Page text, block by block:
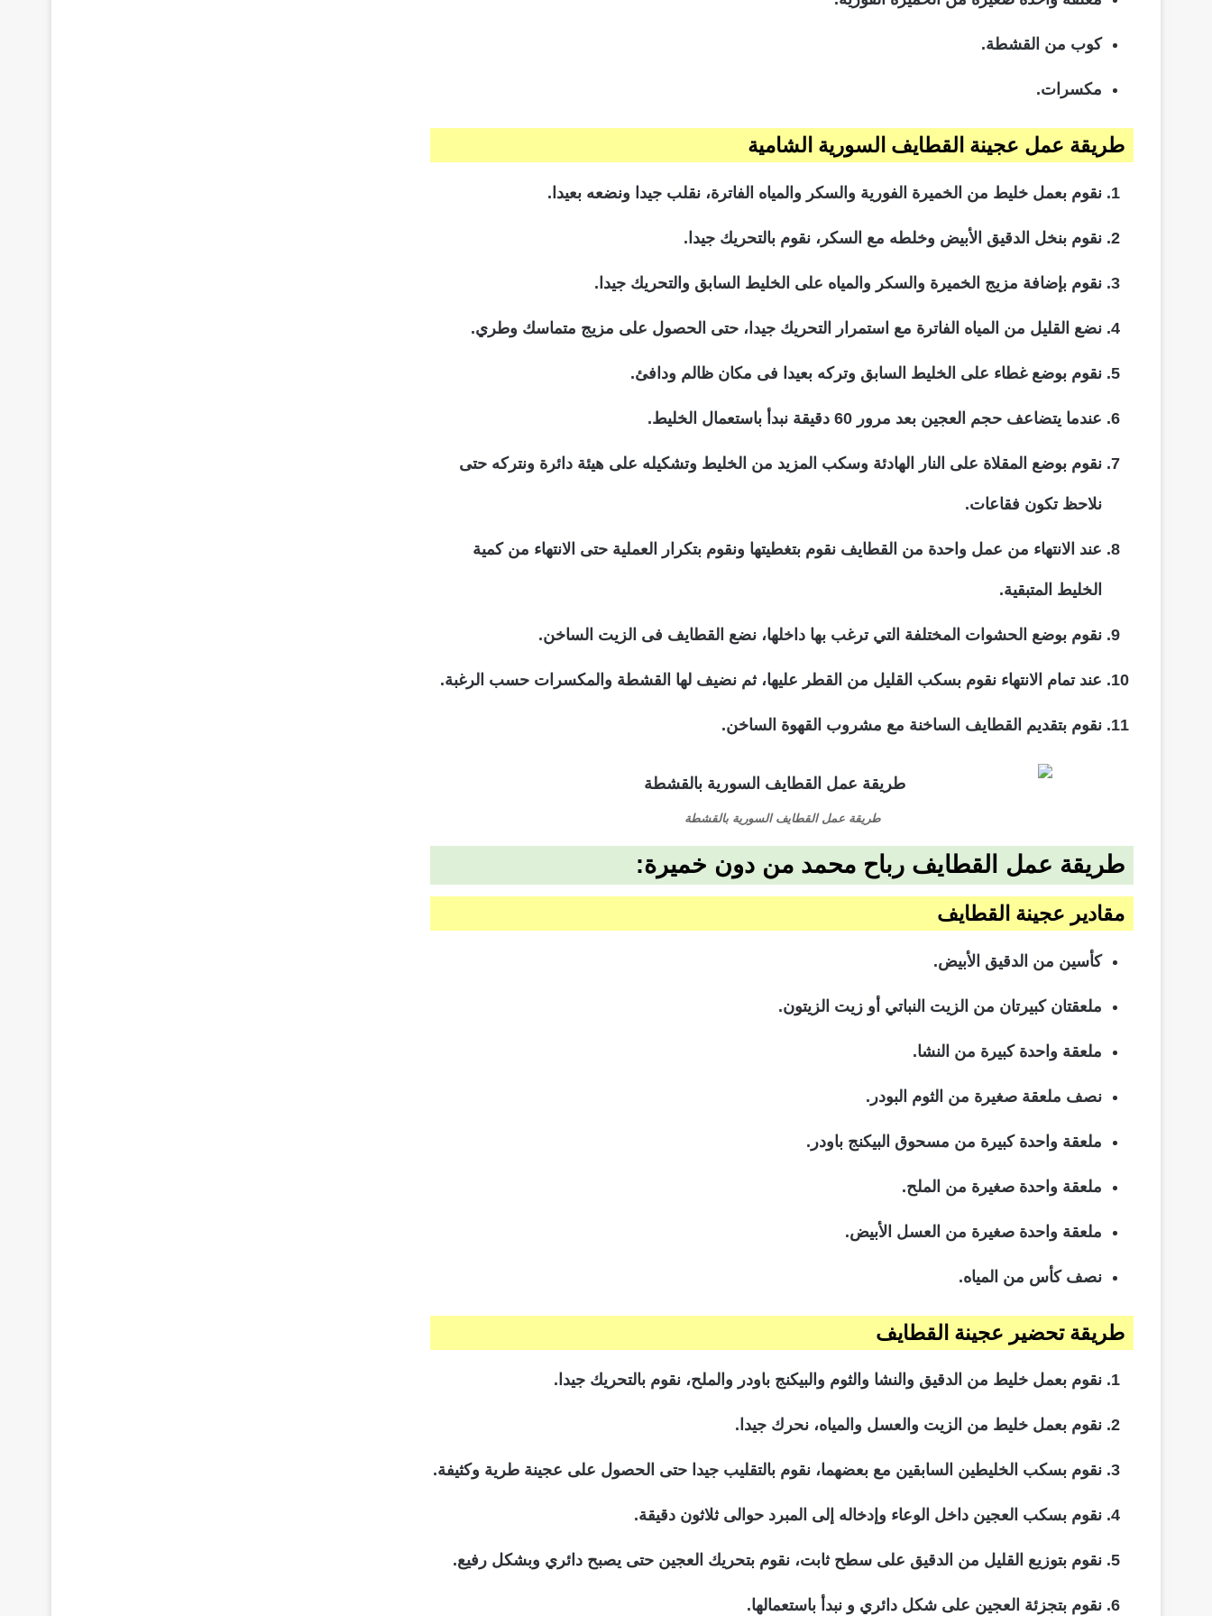
كوب من القشطة.
مكسرات.
طريقة عمل عجينة القطايف السورية الشامية
نقوم بعمل خليط من الخميرة الفورية والسكر والمياه الفاترة، نقلب جيدا ونضعه بعيدا.
نقوم بنخل الدقيق الأبيض وخلطه مع السكر، نقوم بالتحريك جيدا.
نقوم بإضافة مزيج الخميرة والسكر والمياه على الخليط السابق والتحريك جيدا.
نضع القليل من المياه الفاترة مع استمرار التحريك جيدا، حتى الحصول على مزيج متماسك وطري.
نقوم بوضع غطاء على الخليط السابق وتركه بعيدا فى مكان ظالم ودافئ.
عندما يتضاعف حجم العجين بعد مرور 60 دقيقة نبدأ باستعمال الخليط.
نقوم بوضع المقلاة على النار الهادئة وسكب المزيد من الخليط وتشكيله على هيئة دائرة ونتركه حتى
نلاحظ تكون فقاعات.
عند الانتهاء من عمل واحدة من القطايف نقوم بتغطيتها ونقوم بتكرار العملية حتى الانتهاء من كمية
الخليط المتبقية.
نقوم بوضع الحشوات المختلفة التي ترغب بها داخلها، نضع القطايف فى الزيت الساخن.
عند تمام الانتهاء نقوم بسكب القليل من القطر عليها، ثم نضيف لها القشطة والمكسرات حسب الرغبة.
نقوم بتقديم القطايف الساخنة مع مشروب القهوة الساخن.
طريقة عمل القطايف السورية بالقشطة
طريقة عمل القطايف رباح محمد من دون خميرة:
مقادير عجينة القطايف
كأسين من الدقيق الأبيض.
ملعقتان كبيرتان من الزيت النباتي أو زيت الزيتون.
ملعقة واحدة كبيرة من النشا.
نصف ملعقة صغيرة من الثوم البودر.
ملعقة واحدة كبيرة من مسحوق البيكنج باودر.
ملعقة واحدة صغيرة من الملح.
ملعقة واحدة صغيرة من العسل الأبيض.
نصف كأس من المياه.
طريقة تحضير عجينة القطايف
نقوم بعمل خليط من الدقيق والنشا والثوم والبيكنج باودر والملح، نقوم بالتحريك جيدا.
نقوم بعمل خليط من الزيت والعسل والمياه، نحرك جيدا.
نقوم بسكب الخليطين السابقين مع بعضهما، نقوم بالتقليب جيدا حتى الحصول على عجينة طرية وكثيفة.
نقوم بسكب العجين داخل الوعاء وإدخاله إلى المبرد حوالى ثلاثون دقيقة.
نقوم بتوزيع القليل من الدقيق على سطح ثابت، نقوم بتحريك العجين حتى يصبح دائري وبشكل رفيع.
نقوم بتجزئة العجين على شكل دائري و نبدأ باستعمالها.